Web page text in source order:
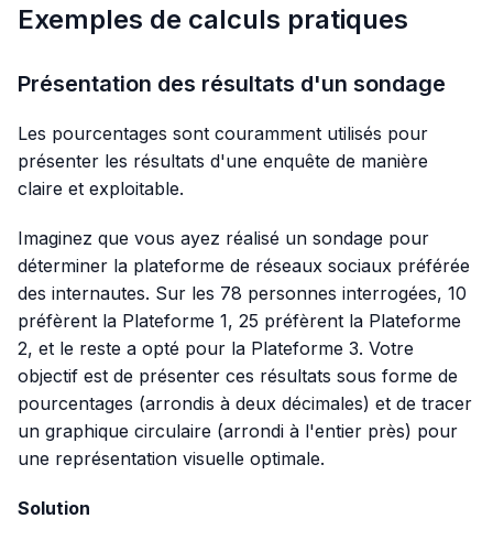
Exemples de calculs pratiques
Présentation des résultats d'un sondage
Les pourcentages sont couramment utilisés pour
présenter les résultats d'une enquête de manière
claire et exploitable.
Imaginez que vous ayez réalisé un sondage pour
déterminer la plateforme de réseaux sociaux préférée
des internautes. Sur les 78 personnes interrogées, 10
préfèrent la Plateforme 1, 25 préfèrent la Plateforme
2, et le reste a opté pour la Plateforme 3. Votre
objectif est de présenter ces résultats sous forme de
pourcentages (arrondis à deux décimales) et de tracer
un graphique circulaire (arrondi à l'entier près) pour
une représentation visuelle optimale.
Solution